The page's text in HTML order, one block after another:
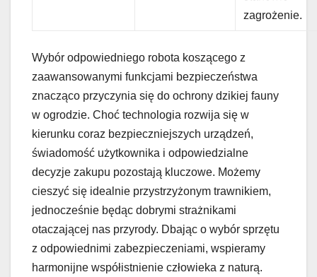
zagrożenie.
Wybór odpowiedniego robota koszącego z
zaawansowanymi funkcjami bezpieczeństwa
znacząco przyczynia się do ochrony dzikiej fauny
w ogrodzie. Choć technologia rozwija się w
kierunku coraz bezpieczniejszych urządzeń,
świadomość użytkownika i odpowiedzialne
decyzje zakupu pozostają kluczowe. Możemy
cieszyć się idealnie przystrzyżonym trawnikiem,
jednocześnie będąc dobrymi strażnikami
otaczającej nas przyrody. Dbając o wybór sprzętu
z odpowiednimi zabezpieczeniami, wspieramy
harmonijne współistnienie człowieka z naturą.